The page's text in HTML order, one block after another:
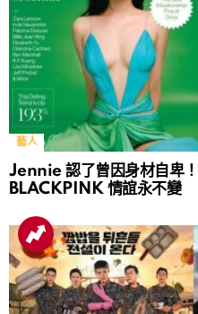
藝人
Jennie 認了曾因身材自卑
BLACKPINK 情誼永不變